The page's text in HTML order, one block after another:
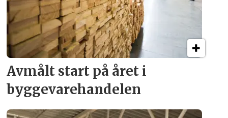
Avmålt start på året i
byggevare­handelen